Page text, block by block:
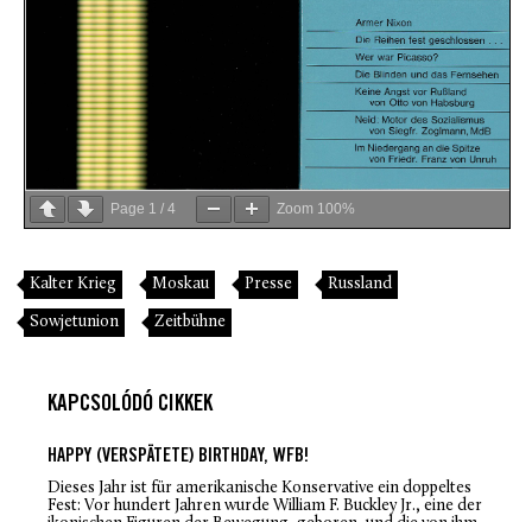
Page 1 / 4 Zoom 100%
Kalter Krieg Moskau Presse Russland
Sowjetunion Zeitbühne
KAPCSOLÓDÓ CIKKEK
HAPPY (VERSPÄTETE) BIRTHDAY, WFB!
Dieses Jahr ist für amerikanische Konservative ein doppeltes
Fest: Vor hundert Jahren wurde William F. Buckley Jr., eine der